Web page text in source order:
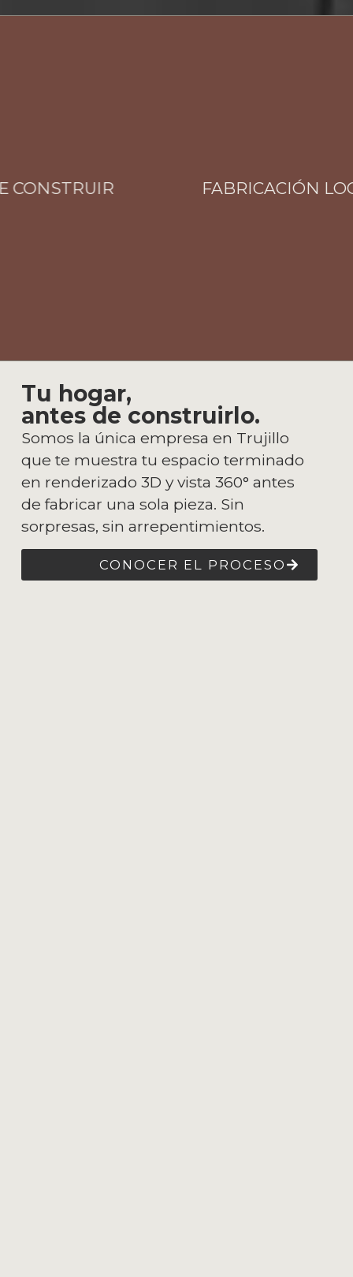
FABRICACIÓN LOCAL
Tu hogar,
antes de construirlo.
Somos la única empresa en Trujillo
que te muestra tu espacio terminado
en renderizado 3D y vista 360° antes
de fabricar una sola pieza. Sin
sorpresas, sin arrepentimientos.
CONOCER EL PROCESO